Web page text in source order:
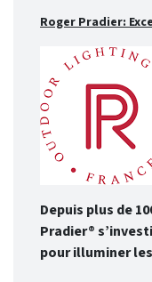
Roger Pradier:
Depuis plus de
Pradier®
pour illuminer